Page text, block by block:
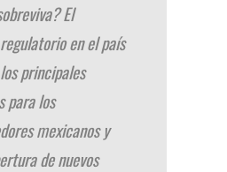
El
en el país
principales
para los
mexicanos y
de nuevos